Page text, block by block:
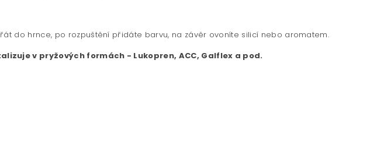
do hrnce, po rozpuštění přidáte barvu, na závěr ovoníte silicí nebo aromatem.
v pryžových formách - Lukopren, ACC, Galflex a pod.